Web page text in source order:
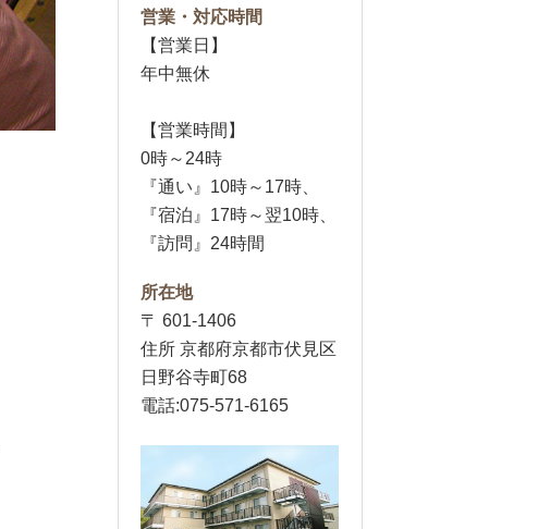
営業・対応時間
【営業日】
年中無休
【営業時間】
0時～24時
『通い』10時～17時、
『宿泊』17時～翌10時、
『訪問』24時間
所在地
〒 601-1406
住所 京都府京都市伏見区
日野谷寺町68
電話:075-571-6165